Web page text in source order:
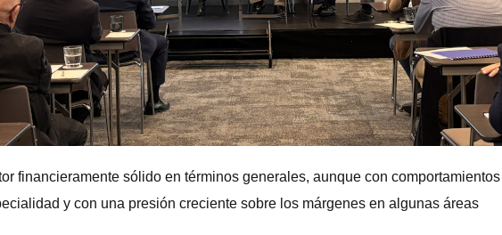
financieramente sólido en términos generales, aunque con comportamientos
y con una presión creciente sobre los márgenes en algunas áreas